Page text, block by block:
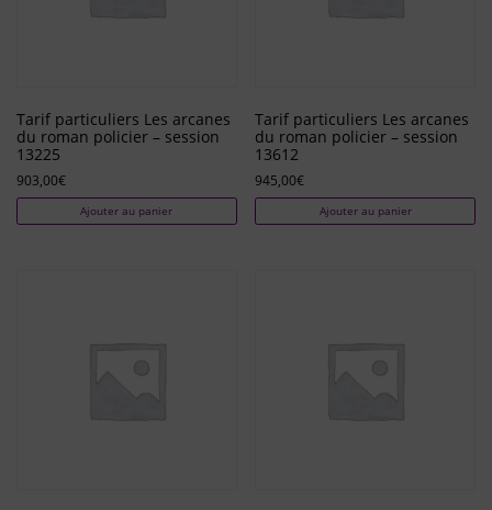
Tarif particuliers Les arcanes
du roman policier – session
13225
903,00€
Ajouter au panier
Tarif particuliers Les arcanes
du roman policier – session
13612
945,00€
Ajouter au panier